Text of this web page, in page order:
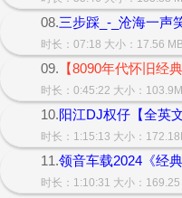
08.三步踩_-_沧海一声
时长：07:18 大小：17.56
09. 【8090年代怀旧经
时长：0:45:22 大小：
10.阳江DJ权仔【全英
时长：1:15:13 大小：
11.领音车载2024《经
时长：1:10:31 大小：